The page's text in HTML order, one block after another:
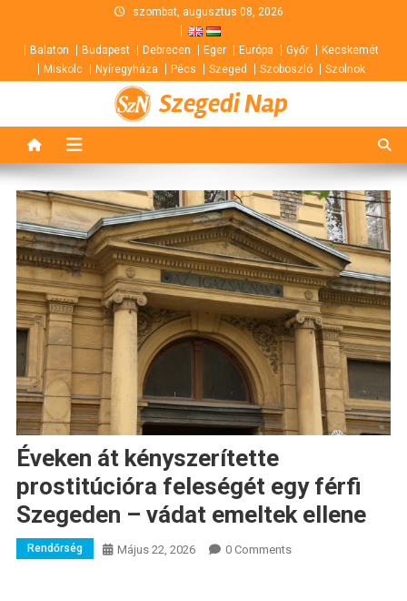
content
szombat, augusztus 08, 2026
Balaton Budapest Debrecen Eger Európa Győr
Kecskemét
Miskolc
Nyíregyháza Pécs Szeged Szoboszló Szolnok
Szegedi Nap
Éveken át kényszerítette
prostitúcióra feleségét egy férfi
Szegeden – vádat emeltek ellene
Rendőrség Május 22, 2026 0 Comments